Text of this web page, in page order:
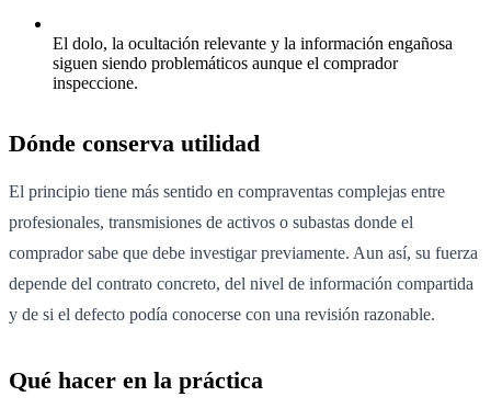
El dolo, la ocultación relevante y la información engañosa
siguen siendo problemáticos aunque el comprador
inspeccione.
Dónde conserva utilidad
El principio tiene más sentido en compraventas complejas entre
profesionales, transmisiones de activos o subastas donde el
comprador sabe que debe investigar previamente. Aun así, su fuerza
depende del contrato concreto, del nivel de información compartida
y de si el defecto podía conocerse con una revisión razonable.
Qué hacer en la práctica